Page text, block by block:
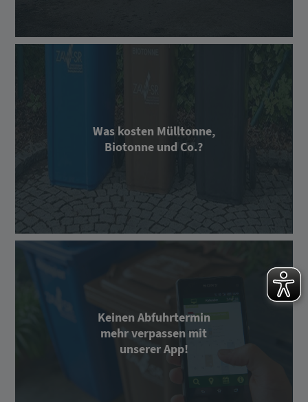
Was kosten Mülltonne,
Biotonne und Co.?
Keinen Abfuhrtermin
mehr verpassen mit
unserer App!